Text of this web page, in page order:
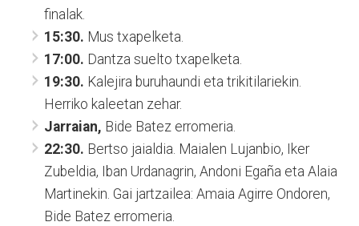
finalak.
15:30. Mus txapelketa.
17:00. Dantza suelto txapelketa.
19:30. Kalejira buruhaundi eta trikitilariekin.
Herriko kaleetan zehar.
Jarraian, Bide Batez erromeria.
22:30. Bertso jaialdia. Maialen Lujanbio, Iker
Zubeldia, Iban Urdanagrin, Andoni Egaña eta Alaia
Martinekin. Gai jartzailea: Amaia Agirre Ondoren,
Bide Batez erromeria.